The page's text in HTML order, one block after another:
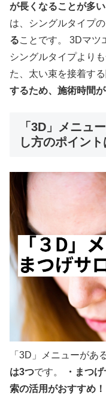
が長くなることが多い
は、シングルタイプ
ることです。 3Dマツ
シングルタイプより
た、太い束を接着す
するため、施術時間
「3D」メニュ
し方のポイント
「3D」メニューがあ
は3つです。
・まつ
索の活用がおすすめ！